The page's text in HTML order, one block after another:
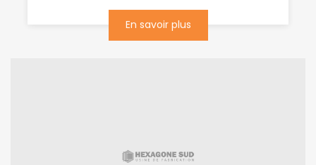
En savoir plus